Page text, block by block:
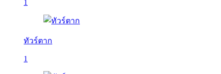
1
ทัวร์ตาก
1